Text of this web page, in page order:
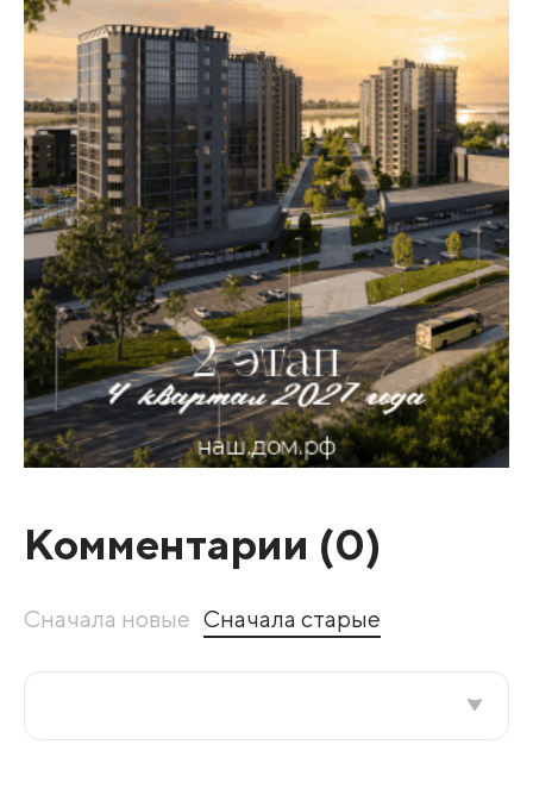
Комментарии (0)
Сначала новые Сначала старые